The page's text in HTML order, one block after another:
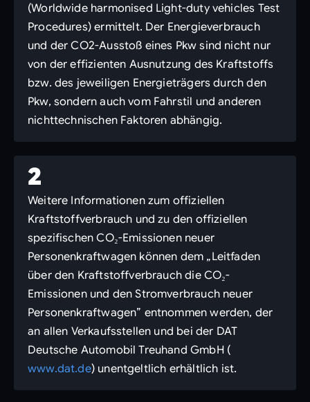
(Worldwide harmonised Light-duty vehicles Test
Procedures) ermittelt. Der Energieverbrauch
und der CO2-Ausstoß eines Pkw sind nicht nur
von der effizienten Ausnutzung des Kraftstoffs
bzw. des jeweiligen Energieträgers durch den
Pkw, sondern auch vom Fahrstil und anderen
nichttechnischen Faktoren abhängig.
2
Weitere Informationen zum offiziellen
Kraftstoffverbrauch und zu den offiziellen
spezifischen CO₂-Emissionen neuer
Personenkraftwagen können dem „Leitfaden
über den Kraftstoffverbrauch die CO₂-
Emissionen und den Stromverbrauch neuer
Personenkraftwagen” entnommen werden, der
an allen Verkaufsstellen und bei der DAT
Deutsche Automobil Treuhand GmbH (
www.dat.de) unentgeltlich erhältlich ist.